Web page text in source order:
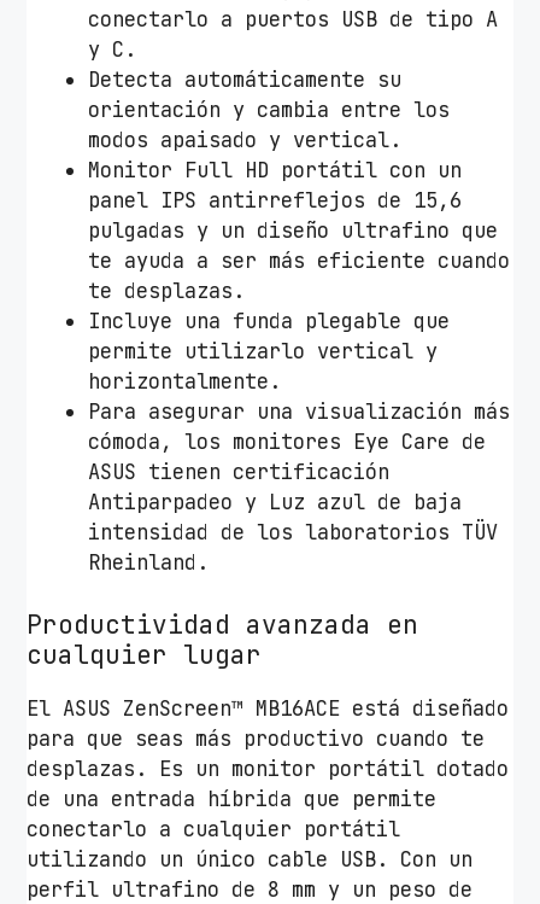
i
d
d
conectarlo a puertos USB de tipo A
y C.
Detecta automáticamente su
orientación y cambia entre los
modos apaisado y vertical.
Monitor Full HD portátil con un
panel IPS antirreflejos de 15,6
pulgadas y un diseño ultrafino que
te ayuda a ser más eficiente cuando
te desplazas.
Incluye una funda plegable que
permite utilizarlo vertical y
horizontalmente.
Para asegurar una visualización más
cómoda, los monitores Eye Care de
ASUS tienen certificación
Antiparpadeo y Luz azul de baja
intensidad de los laboratorios TÜV
Rheinland.
Productividad avanzada en
cualquier lugar
El ASUS ZenScreen™ MB16ACE está diseñado
para que seas más productivo cuando te
desplazas. Es un monitor portátil dotado
de una entrada híbrida que permite
conectarlo a cualquier portátil
utilizando un único cable USB. Con un
perfil ultrafino de 8 mm y un peso de